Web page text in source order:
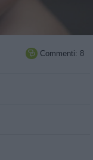
 Commenti: 8